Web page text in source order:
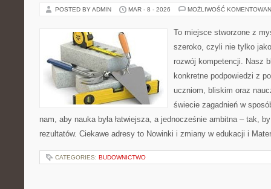
POSTED BY ADMIN MAR - 8 - 2026 MOŻLIWOŚĆ
To miejsce stworzone z
szeroko, czyli nie tylko
rozwój kompetencji. Nasz
konkretne podpowiedzi z
uczniom, bliskim oraz
świecie zagadnień w
nam, aby nauka była łatwiejsza, a jednocześnie ambitna – tak, by
rezultatów. Ciekawe adresy to Nowinki i zmiany w edukacji i
CATEGORIES: BUDOWNICTWO